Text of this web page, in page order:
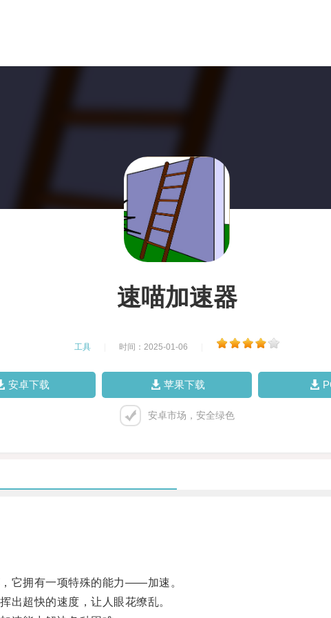
速喵加速器
工具 时间：2025-01-06
安卓下载 苹果下载
安卓市场，安全绿色
它拥有一项特殊的能力——加速。
超快的速度，让人眼花缭乱。